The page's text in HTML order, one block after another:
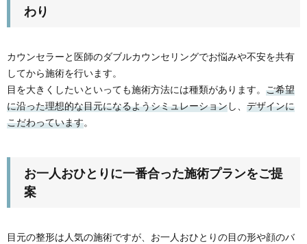
わり
カウンセラーと医師のダブルカウンセリングでお悩みや不安を共有
してから施術を行います。
目を大きくしたいといっても施術方法には種類があります。 ご希望
に沿った理想的な目元になるようシミュレーションし、 デザインに
こだわっています。
お一人おひとりに一番合った施術プランをご提
案
目元の整形は人気の施術ですが、お一人おひとりの目の形や顔のバ